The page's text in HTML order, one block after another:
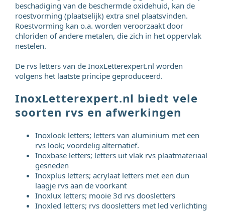
beschadiging van de beschermde oxidehuid, kan de
roestvorming (plaatselijk) extra snel plaatsvinden.
Roestvorming kan o.a. worden veroorzaakt door
chloriden of andere metalen, die zich in het oppervlak
nestelen.
De rvs letters van de InoxLetterexpert.nl worden
volgens het laatste principe geproduceerd.
InoxLetterexpert.nl biedt vele
soorten rvs en afwerkingen
Inoxlook letters; letters van aluminium met een
rvs look; voordelig alternatief.
Inoxbase letters; letters uit vlak rvs plaatmateriaal
gesneden
Inoxplus letters; acrylaat letters met een dun
laagje rvs aan de voorkant
Inoxlux letters; mooie 3d rvs doosletters
Inoxled letters; rvs doosletters met led verlichting